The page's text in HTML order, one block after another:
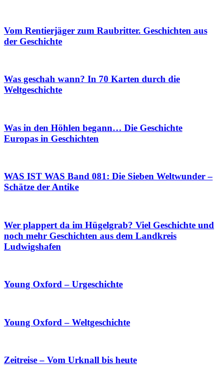
Vom Rentierjäger zum Raubritter. Geschichten aus
der Geschichte
Was geschah wann? In 70 Karten durch die
Weltgeschichte
Was in den Höhlen begann… Die Geschichte
Europas in Geschichten
WAS IST WAS Band 081: Die Sieben Weltwunder –
Schätze der Antike
Wer plappert da im Hügelgrab? Viel Geschichte und
noch mehr Geschichten aus dem Landkreis
Ludwigshafen
Young Oxford – Urgeschichte
Young Oxford – Weltgeschichte
Zeitreise – Vom Urknall bis heute